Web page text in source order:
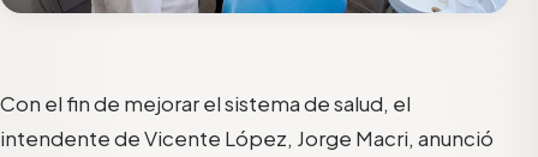
Con el fin de mejorar el sistema de salud, el
intendente de Vicente López, Jorge Macri, anunció